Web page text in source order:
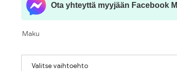
Ota yhteyttä myyjään Facebook
Maku
Valitse vaihtoehto